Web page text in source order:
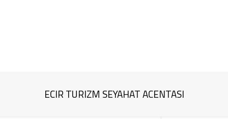
ECIR TURIZM SEYAHAT ACENTASI